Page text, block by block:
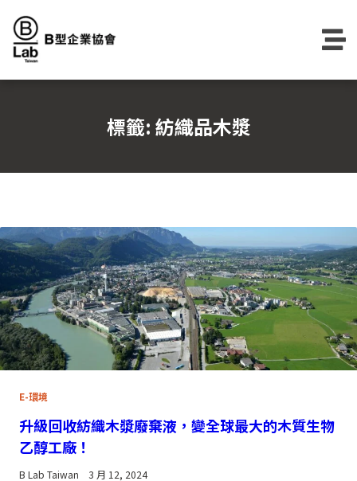
content
標籤: 紡織品木漿
E-環境
升級回收紡織木漿廢棄液，變全球最大的木質生物
乙醇工廠！
B Lab Taiwan 3 月 12, 2024